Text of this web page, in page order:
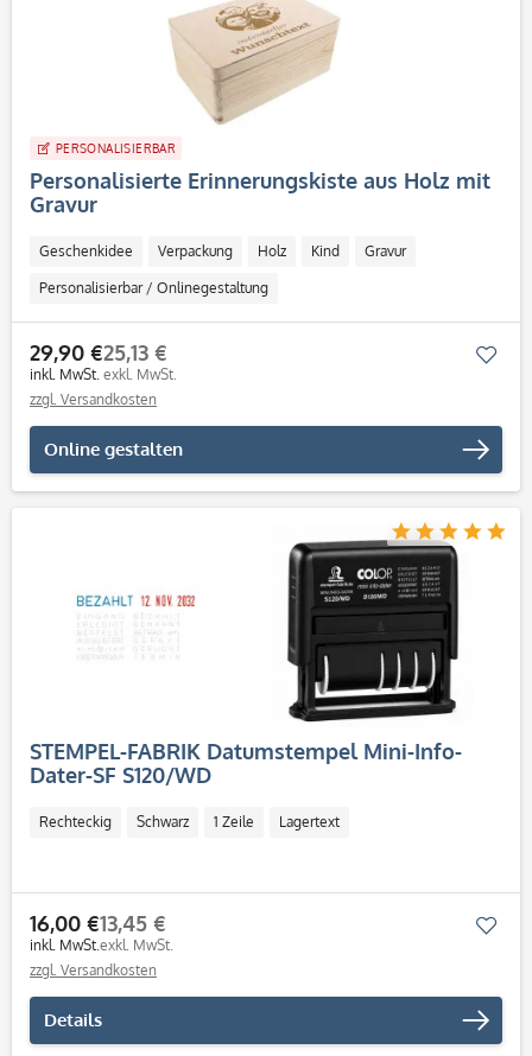
PERSONALISIERBAR
Personalisierte Erinnerungskiste aus Holz mit
Gravur
Geschenkidee Verpackung Holz Kind Gravur
Personalisierbar / Onlinegestaltung
29,90 €
inkl. MwSt.
25,13 €
exkl. MwSt.
zzgl. Versandkosten
Online gestalten
STEMPEL-FABRIK Datumstempel Mini-Info-
Dater-SF S120/WD
Rechteckig Schwarz 1 Zeile Lagertext
16,00 €
inkl. MwSt.
13,45 €
exkl. MwSt.
zzgl. Versandkosten
Details